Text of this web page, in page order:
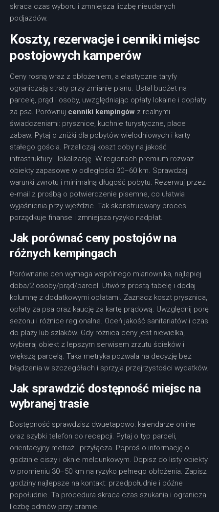
skraca czas wyboru i zmniejsza liczbę nieudanych
podjazdów.
Koszty, rezerwacje i cenniki miejsc
postojowych kamperów
Ceny rosną wraz z obłożeniem, a elastyczne taryfy
ograniczają straty przy zmianie planu. Ustal budżet na
parcelę, prąd i osoby, uwzględniając opłaty lokalne i dopłaty
za psa. Porównuj cenniki kempingów z realnymi
świadczeniami: prysznice, kuchnie turystyczne, place
zabaw. Pytaj o zniżki dla pobytów wielodniowych i karty
stałego gościa. Przeliczaj koszt doby na jakość
infrastruktury i lokalizację. W regionach premium rozważ
obiekty zapasowe w odległości 30–60 km. Sprawdzaj
warunki zwrotu i minimalną długość pobytu. Rezerwuj przez
e‑mail z prośbą o potwierdzenie pisemne, co ułatwia
wyjaśnienia przy wjeździe. Tak skonstruowany proces
porządkuje finanse i zmniejsza ryzyko nadpłat.
Jak porównać ceny postojów na
różnych kempingach
Porównanie cen wymaga wspólnego mianownika, najlepiej
doba/2 osoby/prąd/parcel. Utwórz prostą tabelę i dodaj
kolumnę z dodatkowymi opłatami. Zaznacz koszt prysznica,
opłaty za psa oraz kaucję za kartę prądową. Uwzględnij porę
sezonu i różnice regionalne. Oceń jakość sanitariatów i czas
do plaży lub szlaków. Gdy różnica ceny jest niewielka,
wybieraj obiekt z lepszym serwisem zrzutu ścieków i
większą parcelą. Taka metryka pozwala na decyzję bez
błądzenia w szczegółach i sprzyja przejrzystości wydatków.
Jak sprawdzić dostępność miejsc na
wybranej trasie
Dostępność sprawdzisz dwuetapowo: kalendarze online
oraz szybki telefon do recepcji. Pytaj o typ parceli,
orientacyjny metraż i przyłącza. Poproś o informację o
godzinie ciszy i oknie meldunkowym. Dopisz do listy obiekty
w promieniu 30–50 km na ryzyko pełnego obłożenia. Zapisz
godziny najlepsze na kontakt: przedpołudnie i późne
popołudnie. Ta procedura skraca czas szukania i ogranicza
liczbę odmów przy bramie.